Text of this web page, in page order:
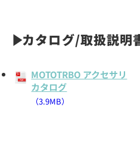
カタログ/取扱説明
MOTOTRBO アクセサリ
カタログ
（3.9MB）